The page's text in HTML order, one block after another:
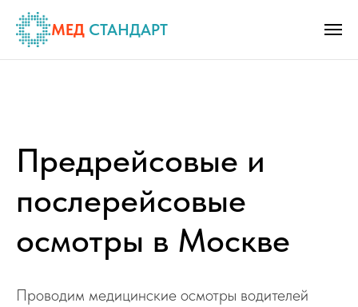
МЕД СТАНДАРТ
Предрейсовые и
послерейсовые
осмотры в Москве
Проводим медицинские осмотры водителей